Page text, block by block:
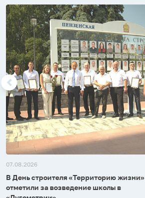
07.08.2026
В День строителя «Территорию жизни»
отметили за возведение школы в